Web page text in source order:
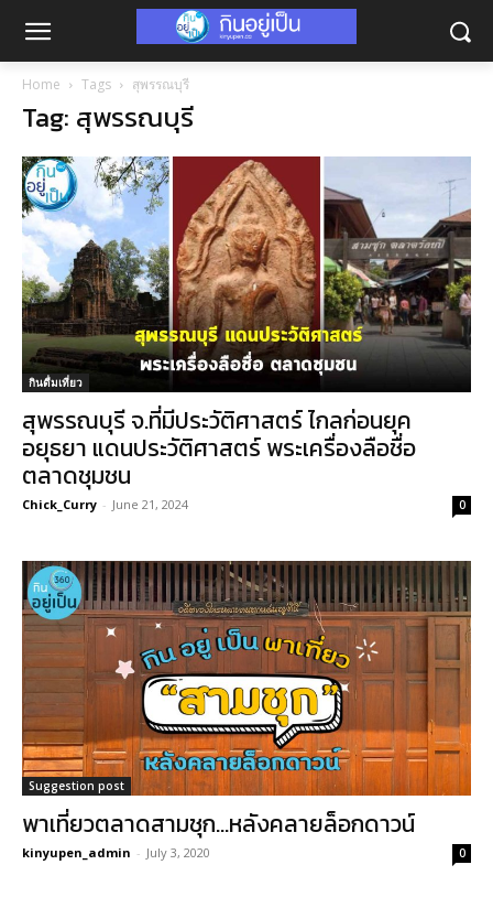
Home Tags สุพรรณบุรี
Tag: สุพรรณบุรี
กินดื่มเที่ยว
สุพรรณบุรี จ.ที่มีประวัติศาสตร์ ไกลก่อนยุค
อยุธยา แดนประวัติศาสตร์ พระเครื่องลือชื่อ
ตลาดชุมชน
Chick_Curry - June 21, 2024 0
Suggestion post
พาเที่ยวตลาดสามชุก…หลังคลายล็อกดาวน์
kinyupen_admin - July 3, 2020 0